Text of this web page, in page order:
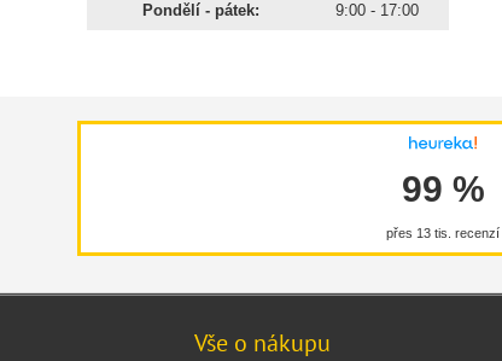
Pondělí - pátek: 9:00 - 17:00
99 %
přes 13 tis. recenzí
Vše o nákupu